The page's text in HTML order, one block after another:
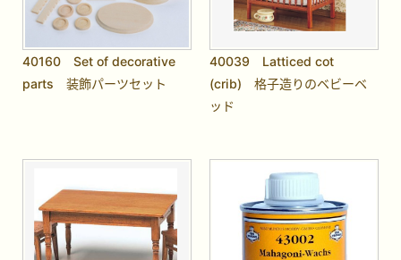
40160 Set of decorative
parts 装飾パーツセット
40039 Latticed cot
(crib) 格子造りのベビーベ
ッド